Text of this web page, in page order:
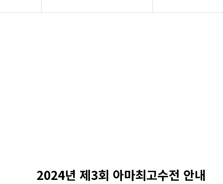
2024년 제3회 아마최고수전 안내